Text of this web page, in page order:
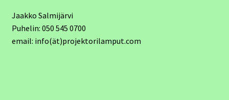
Jaakko Salmijärvi
Puhelin: 050 545 0700
email: info(ät)projektorilamput.com